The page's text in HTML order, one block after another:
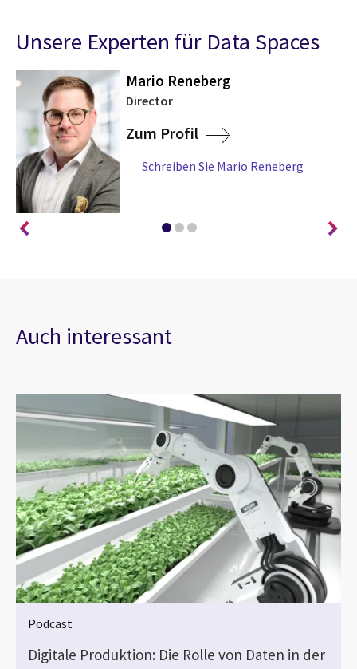
Unsere Experten für Data Spaces
Mario Reneberg
Director
Zum Profil
Schreiben Sie Mario Reneberg
Auch interessant
Podcast
Digitale Produktion: Die Rolle von Daten in der